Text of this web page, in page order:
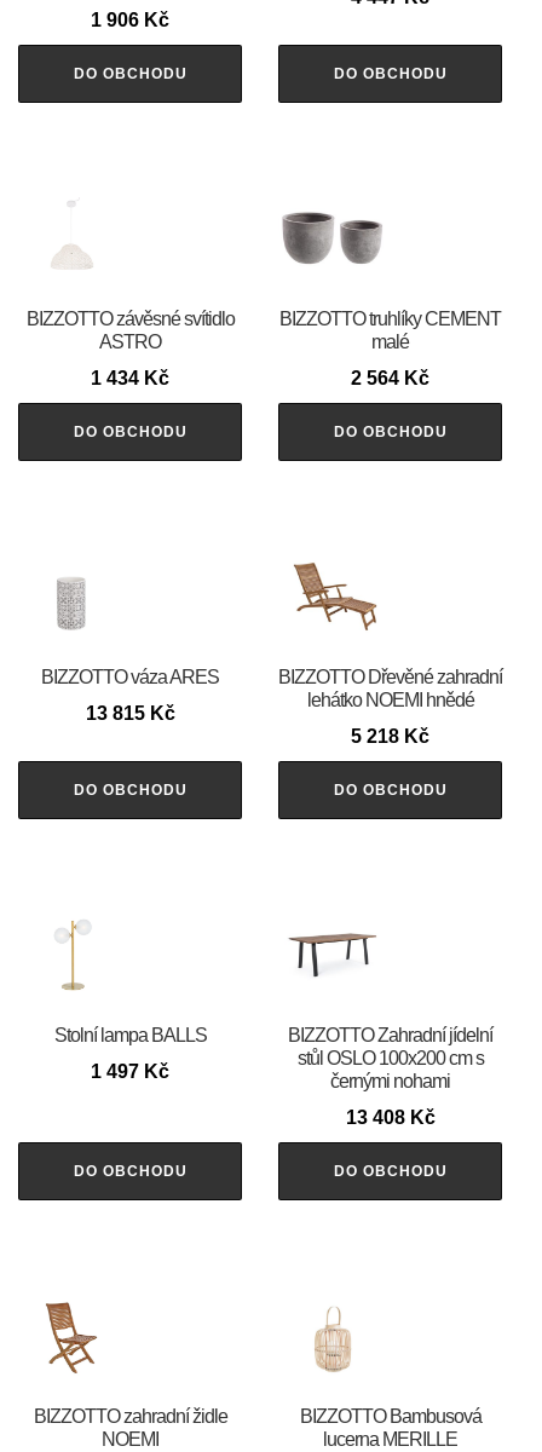
1 906 Kč
DO OBCHODU DO OBCHODU
BIZZOTTO závěsné svítidlo
ASTRO
1 434 Kč
DO OBCHODU
BIZZOTTO truhlíky CEMENT
malé
2 564 Kč
DO OBCHODU
BIZZOTTO váza ARES
13 815 Kč
DO OBCHODU
BIZZOTTO Dřevěné zahradní
lehátko NOEMI hnědé
5 218 Kč
DO OBCHODU
Stolní lampa BALLS
1 497 Kč
DO OBCHODU
BIZZOTTO Zahradní jídelní
stůl OSLO 100x200 cm s
černými nohami
13 408 Kč
DO OBCHODU
BIZZOTTO zahradní židle
NOEMI
BIZZOTTO Bambusová
lucerna MERILLE